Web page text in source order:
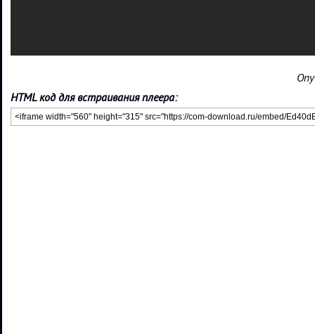
HTML код для встраивания плеера: